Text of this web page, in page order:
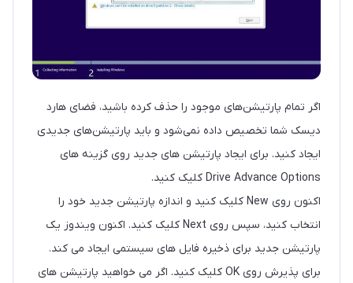
اگر تمام پارتیشن‌های موجود را حذف کرده باشید، فضای هارد
دیسک شما تخصیص داده نمی‌شود و باید پارتیشن‌های جدیدی
ایجاد کنید. برای ایجاد پارتیشن های جدید روی گزینه های
Drive Advance Options کلیک کنید.
اکنون روی New کلیک کنید و اندازه پارتیشن جدید خود را
انتخاب کنید، سپس روی Next کلیک کنید. اکنون ویندوز یک
پارتیشن جدید برای ذخیره فایل های سیستمی ایجاد می کند.
برای پذیرش روی OK کلیک کنید. اگر می خواهید پارتیشن های